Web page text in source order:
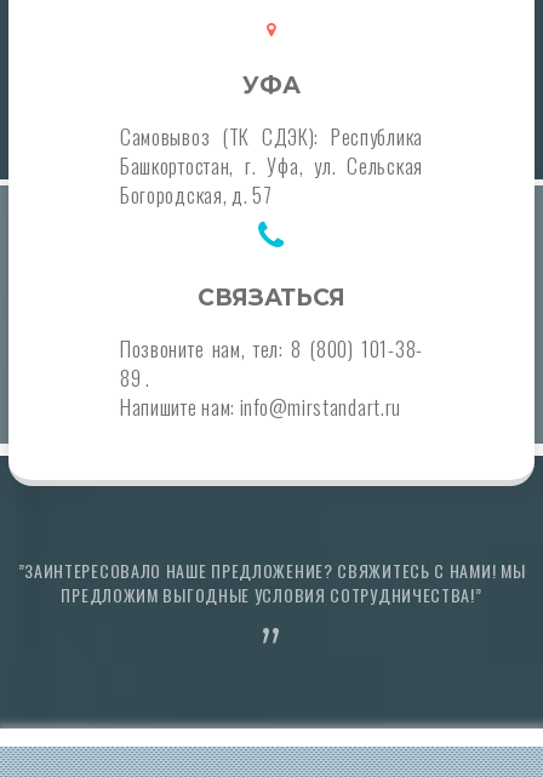
УФА
Самовывоз (ТК СДЭК): Республика
Башкортостан, г. Уфа, ул. Сельская
Богородская, д. 57
СВЯЗАТЬСЯ
Позвоните нам, тел: 8 (800) 101-38-
89 .
Напишите нам: info@mirstandart.ru
”ЗАИНТЕРЕСОВАЛО НАШЕ ПРЕДЛОЖЕНИЕ? СВЯЖИТЕСЬ С НАМИ! МЫ
ПРЕДЛОЖИМ ВЫГОДНЫЕ УСЛОВИЯ СОТРУДНИЧЕСТВА!”
”